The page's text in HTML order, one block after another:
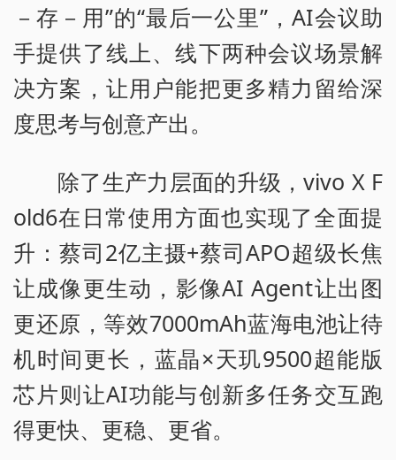
－存－用”的“最后一公里”，AI会议助
手提供了线上、线下两种会议场景解
决方案，让用户能把更多精力留给深
度思考与创意产出。
除了生产力层面的升级，vivo X F
old6在日常使用方面也实现了全面提
升：蔡司2亿主摄+蔡司APO超级长焦
让成像更生动，影像AI Agent让出图
更还原，等效7000mAh蓝海电池让待
机时间更长，蓝晶×天玑9500超能版
芯片则让AI功能与创新多任务交互跑
得更快、更稳、更省。